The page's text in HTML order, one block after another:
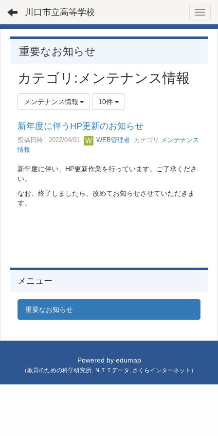
川口市立高等学校
重要なお知らせ
カテゴリ:メンテナンス情報
メンテナンス情報 10件
新年度に伴うHP更新のお知らせ
投稿日時 : 2022/04/01 WEB管理者 カテゴリ: メンテナンス
情報
新年度に伴い、HP更新作業を行っています。ご了承くださ
い。
なお、終了しましたら、改めてお知らせさせていただきま
す。
メニュー
重要なお知らせ
Powered by edumap
（教育のための科学研究所, ＮＴＴデータ , さくらインターネット ）